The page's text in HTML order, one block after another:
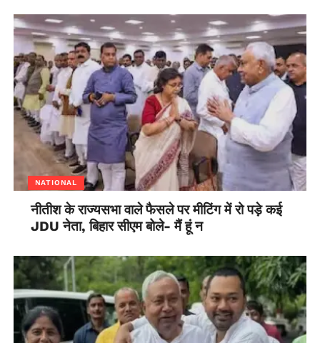
NATIONAL
नीतीश के राज्यसभा वाले फैसले पर मीटिंग में रो पड़े कई
JDU नेता, बिहार सीएम बोले- मैं हूं न